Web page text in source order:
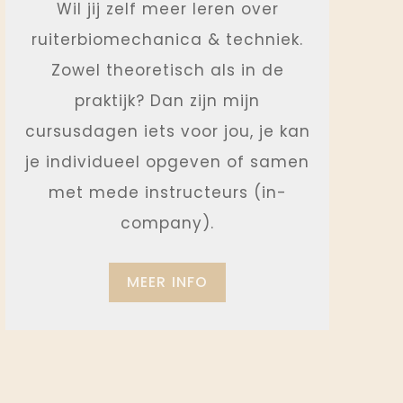
Wil jij zelf meer leren over
ruiterbiomechanica & techniek.
Zowel theoretisch als in de
praktijk? Dan zijn mijn
cursusdagen iets voor jou, je kan
je individueel opgeven of samen
met mede instructeurs (in-
company).
MEER INFO